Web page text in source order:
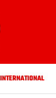
INTERNATIONAL